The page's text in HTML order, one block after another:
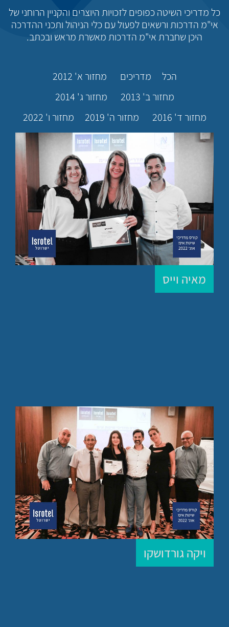
כל מדריכי השיטה כפופים לזכויות היוצרים והקניין הרוחני של
אי"מ הדרכות ורשאים לפעול עם כלי הניהול ותכני ההדרכה
היכן שחברת אי"מ הדרכות מאשרת מראש ובכתב.
הכל מדריכים
מחזור א' 2012
מחזור ב' 2013
מחזור ג' 2014
מחזור ד' 2016
מחזור ה' 2019 מחזור ו' 2022
מאיה וייס
ויקה גורדושקו